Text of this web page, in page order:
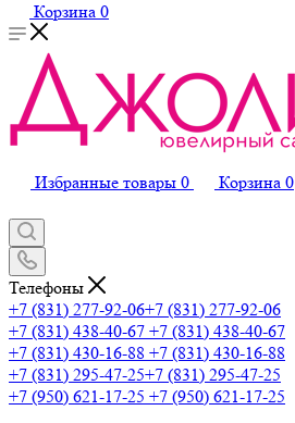
Корзина 0
Избранные товары 0 Корзина 0
Телефоны
+7 (831) 277-92-06+7 (831) 277-92-06
+7 (831) 438-40-67 +7 (831) 438-40-67
+7 (831) 430-16-88 +7 (831) 430-16-88
+7 (831) 295-47-25+7 (831) 295-47-25
+7 (950) 621-17-25 +7 (950) 621-17-25